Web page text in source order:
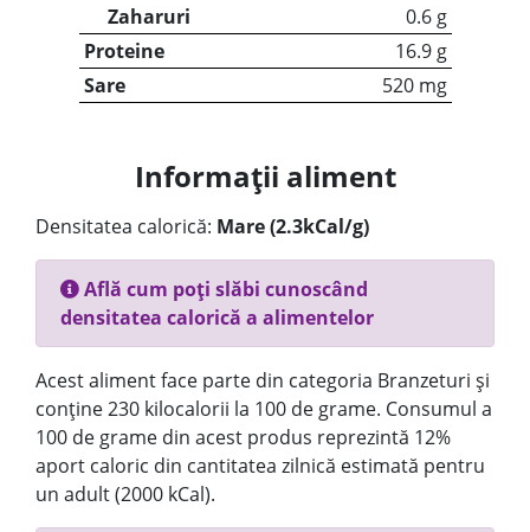
Zaharuri
0.6 g
Proteine
16.9 g
Sare
520 mg
Informații aliment
Densitatea calorică: Mare (2.3kCal/g)
Află cum poți slăbi cunoscând
densitatea calorică a alimentelor
Acest aliment face parte din categoria Branzeturi și
conține 230 kilocalorii la 100 de grame. Consumul a
100 de grame din acest produs reprezintă 12%
aport caloric din cantitatea zilnică estimată pentru
un adult (2000 kCal).